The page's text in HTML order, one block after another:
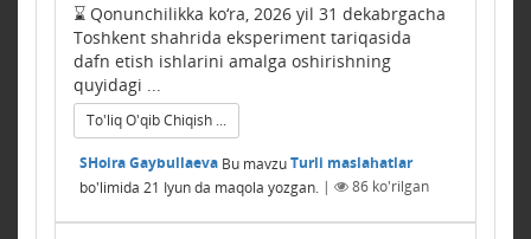
⌛️ Qonunchilikka ko‘ra, 2026 yil 31 dekabrgacha
Toshkent shahrida eksperiment tariqasida
dafn etish ishlarini amalga oshirishning
quyidagi ...
To'liq O'qib Chiqish ...
SHoira Gaybullaeva Bu mavzuTurli maslahatlar
bo'limida 21 Iyunda maqola yozgan. | 86 ko'rilgan